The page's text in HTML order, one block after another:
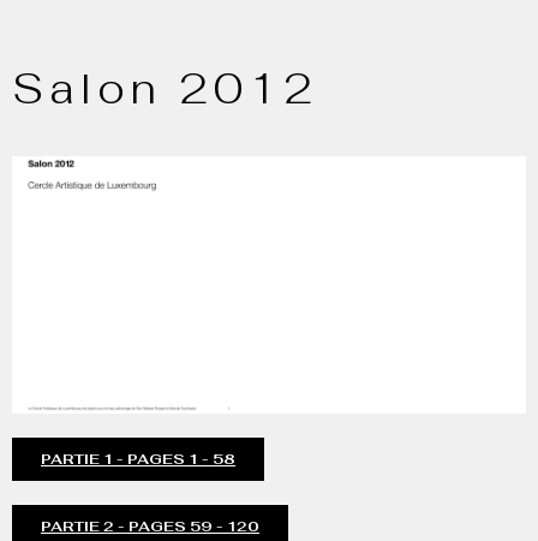
Salon 2012
PARTIE 1 - PAGES 1 - 58
PARTIE 2 - PAGES 59 - 120